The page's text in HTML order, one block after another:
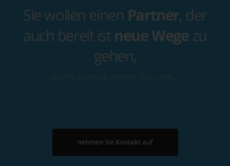
Sie wollen einen Partner, der
auch bereit ist neue Wegezu
gehen,
dann kontaktieren Sie uns…
nehmen Sie Kontakt auf